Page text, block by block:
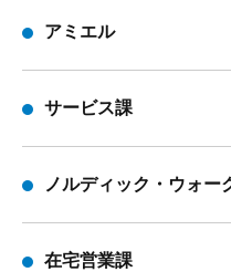
アミエル
サービス課
ノルディック・ウォー
在宅営業課